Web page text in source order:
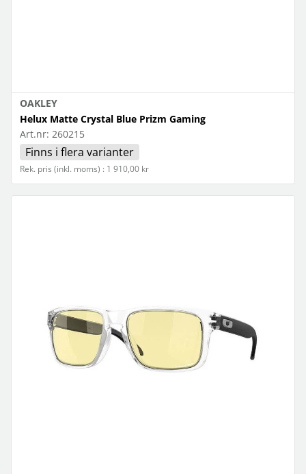
OAKLEY
Helux Matte Crystal Blue Prizm Gaming
Art.nr: 260215
Finns i flera varianter
Rek. pris (inkl. moms) : 1 910,00 kr